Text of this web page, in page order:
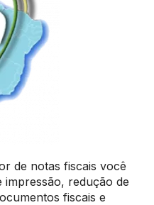
de notas fiscais você
redução de
fiscais e